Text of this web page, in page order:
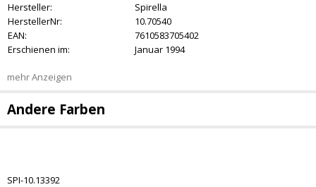
Hersteller:
Spirella
HerstellerNr:
10.70540
EAN:
7610583705402
Erschienen im:
Januar 1994
mehr Anzeigen
Andere Farben
SPI-10.13392